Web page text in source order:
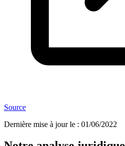
Source
Dernière mise à jour le : 01/06/2022